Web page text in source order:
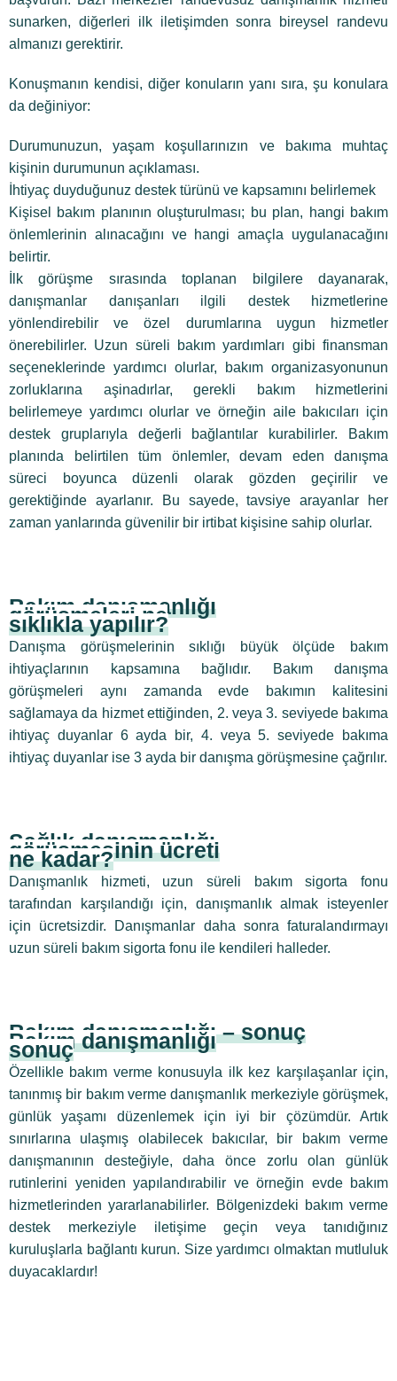
sunarken, diğerleri ilk iletişimden sonra bireysel randevu
almanızı gerektirir.
Konuşmanın kendisi, diğer konuların yanı sıra, şu konulara
da değiniyor:
Durumunuzun, yaşam koşullarınızın ve bakıma muhtaç
kişinin durumunun açıklaması.
İhtiyaç duyduğunuz destek türünü ve kapsamını belirlemek
Kişisel bakım planının oluşturulması; bu plan, hangi bakım
önlemlerinin alınacağını ve hangi amaçla uygulanacağını
belirtir.
İlk görüşme sırasında toplanan bilgilere dayanarak,
danışmanlar danışanları ilgili destek hizmetlerine
yönlendirebilir ve özel durumlarına uygun hizmetler
önerebilirler. Uzun süreli bakım yardımları gibi finansman
seçeneklerinde yardımcı olurlar, bakım organizasyonunun
zorluklarına aşinadırlar, gerekli bakım hizmetlerini
belirlemeye yardımcı olurlar ve örneğin aile bakıcıları için
destek gruplarıyla değerli bağlantılar kurabilirler. Bakım
planında belirtilen tüm önlemler, devam eden danışma
süreci boyunca düzenli olarak gözden geçirilir ve
gerektiğinde ayarlanır. Bu sayede, tavsiye arayanlar her
zaman yanlarında güvenilir bir irtibat kişisine sahip olurlar.
Bakım danışmanlığı
görüşmeleri ne
sıklıkla yapılır?
Danışma görüşmelerinin sıklığı büyük ölçüde bakım
ihtiyaçlarının kapsamına bağlıdır. Bakım danışma
görüşmeleri aynı zamanda evde bakımın kalitesini
sağlamaya da hizmet ettiğinden, 2. veya 3. seviyede bakıma
ihtiyaç duyanlar 6 ayda bir, 4. veya 5. seviyede bakıma
ihtiyaç duyanlar ise 3 ayda bir danışma görüşmesine çağrılır.
Sağlık danışmanlığı
görüşmesinin ücreti
ne kadar?
Danışmanlık hizmeti, uzun süreli bakım sigorta fonu
tarafından karşılandığı için, danışmanlık almak isteyenler
için ücretsizdir. Danışmanlar daha sonra faturalandırmayı
uzun süreli bakım sigorta fonu ile kendileri halleder.
Bakım danışmanlığı – sonuç
Bakım danışmanlığı
sonuç
Özellikle bakım verme konusuyla ilk kez karşılaşanlar için,
tanınmış bir bakım verme danışmanlık merkeziyle görüşmek,
günlük yaşamı düzenlemek için iyi bir çözümdür. Artık
sınırlarına ulaşmış olabilecek bakıcılar, bir bakım verme
danışmanının desteğiyle, daha önce zorlu olan günlük
rutinlerini yeniden yapılandırabilir ve örneğin evde bakım
hizmetlerinden yararlanabilirler. Bölgenizdeki bakım verme
destek merkeziyle iletişime geçin veya tanıdığınız
kuruluşlarla bağlantı kurun. Size yardımcı olmaktan mutluluk
duyacaklardır!